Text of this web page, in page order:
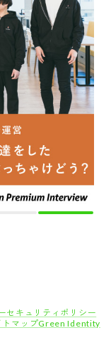
セキュリティポリシー
トマップGreen Identity